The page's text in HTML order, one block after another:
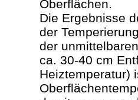
Oberflächen.
Die Ergebnisse
der
der
ca. 30-40 cm
Heiztemperatur)